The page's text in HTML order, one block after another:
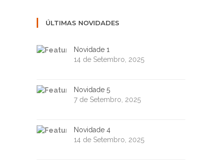
ÚLTIMAS NOVIDADES
Novidade 1
14 de Setembro, 2025
Novidade 5
7 de Setembro, 2025
Novidade 4
14 de Setembro, 2025